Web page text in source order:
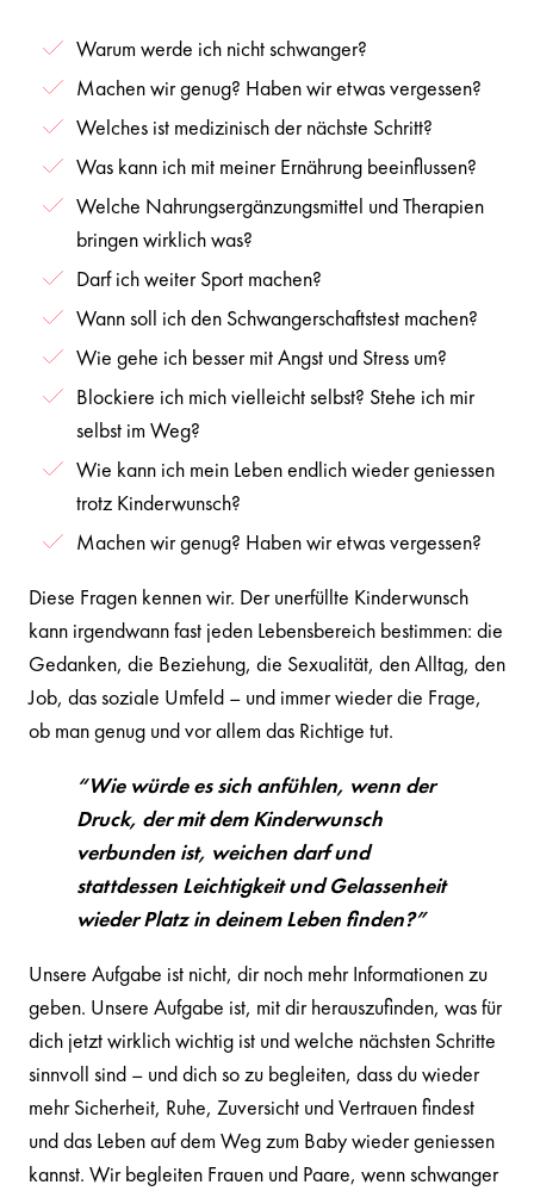
Warum werde ich nicht schwanger?
Machen wir genug? Haben wir etwas vergessen?
Welches ist medizinisch der nächste Schritt?
Was kann ich mit meiner Ernährung beeinflussen?
Welche Nahrungsergänzungsmittel und Therapien
bringen wirklich was?
Darf ich weiter Sport machen?
Wann soll ich den Schwangerschaftstest machen?
Wie gehe ich besser mit Angst und Stress um?
Blockiere ich mich vielleicht selbst? Stehe ich mir
selbst im Weg?
Wie kann ich mein Leben endlich wieder geniessen
trotz Kinderwunsch?
Machen wir genug? Haben wir etwas vergessen?
Diese Fragen kennen wir. Der unerfüllte Kinderwunsch
kann irgendwann fast jeden Lebensbereich bestimmen: die
Gedanken, die Beziehung, die Sexualität, den Alltag, den
Job, das soziale Umfeld – und immer wieder die Frage,
ob man genug und vor allem das Richtige tut.
“Wie würde es sich anfühlen, wenn der
Druck, der mit dem Kinderwunsch
verbunden ist, weichen darf und
stattdessen Leichtigkeit und Gelassenheit
wieder Platz in deinem Leben finden?”
Unsere Aufgabe ist nicht, dir noch mehr Informationen zu
geben. Unsere Aufgabe ist, mit dir herauszufinden, was für
dich jetzt wirklich wichtig ist und welche nächsten Schritte
sinnvoll sind – und dich so zu begleiten, dass du wieder
mehr Sicherheit, Ruhe, Zuversicht und Vertrauen findest
und das Leben auf dem Weg zum Baby wieder geniessen
kannst. Wir begleiten Frauen und Paare, wenn schwanger